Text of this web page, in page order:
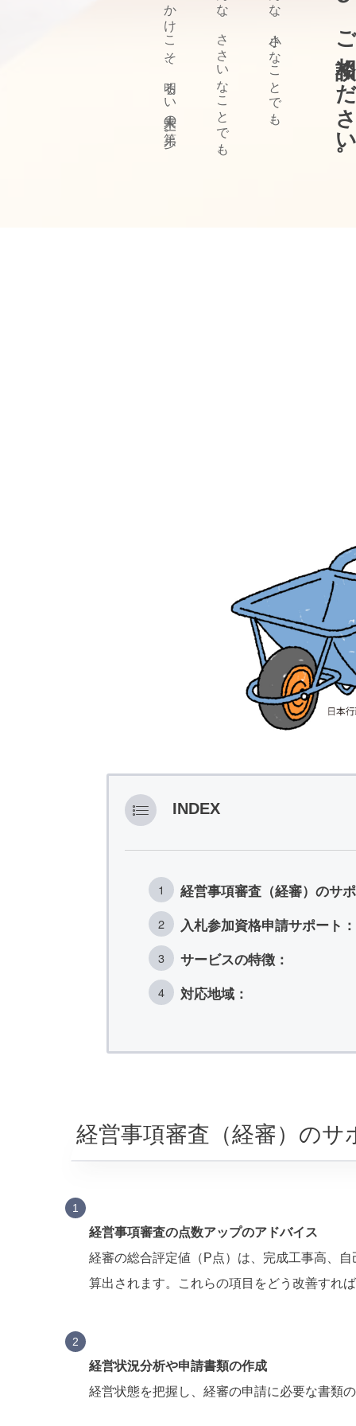
ぜひ、ご相
どんな、小さなことでも、
どんな、ささいなことでも、
きっかけこそ、明るい未来の第一歩。
INDEX
経営事項審査（経審）のサ
入札参加資格申請サポート：
サービスの特徴：
対応地域：
経営事項審査（経審）のサ
経営事項審査の点数アップのアドバイス
経審の総合評定値（P点）は、完成工事高、
算出されます。これらの項目をどう改善すれ
経営状況分析や申請書類の作成
経営状態を把握し、経審の申請に必要な書類